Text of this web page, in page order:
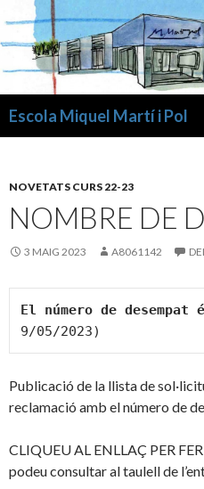
Escola Miquel Martí i Pol
NOVETATS CURS 22-23
NOMBRE DE
3 MAIG 2023 A8061142
El número de desempat
9/05/2023)
Publicació de la llista de
reclamació amb el número de
CLIQUEU AL ENLLAÇ PER
podeu consultar al taulell de